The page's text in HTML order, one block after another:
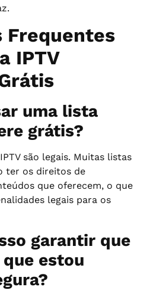
Frequentes
IPTV
uma lista
grátis?
são legais. Muitas listas
ter os direitos de
que oferecem, o que
legais para os
garantir que
estou